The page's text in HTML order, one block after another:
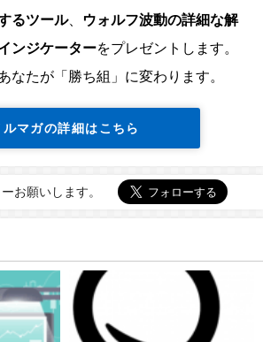
るツール、
ウォルフ波動の詳細な解
ンジケーターをプレゼントします。
なたが「勝ち組」に変わります。
ルマガの詳細はこちら
お願いします。